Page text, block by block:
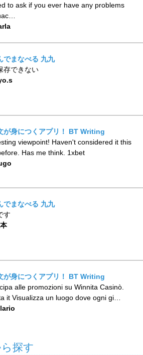
to ask if you ever have any problems
でまなべる 九九
存できない
が身につくアプリ！ BT Writing
viewpoint! Haven't considered it this
Has me think. 1xbet
でまなべる 九九
す
が身につくアプリ！ BT Writing
alle promozioni su Winnita Casinò.
it Visualizza un luogo dove ogni gi…
探す